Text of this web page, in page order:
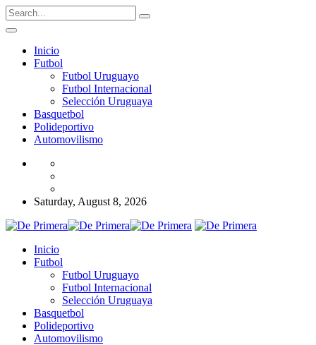
Inicio
Futbol
Futbol Uruguayo
Futbol Internacional
Selección Uruguaya
Basquetbol
Polideportivo
Automovilismo
Saturday, August 8, 2026
Inicio
Futbol
Futbol Uruguayo
Futbol Internacional
Selección Uruguaya
Basquetbol
Polideportivo
Automovilismo